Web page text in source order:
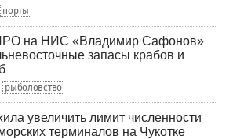
порты
на НИС «Владимир Сафонов»
запасы крабов и
рыболовство
увеличить лимит численности
терминалов на Чукотке